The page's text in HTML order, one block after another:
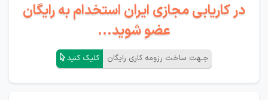
در کاریابی مجازی ایران استخدام به رایگان
عضو شوید...
جـهت ساخت رزومه کاری رایگان کلیک کنید